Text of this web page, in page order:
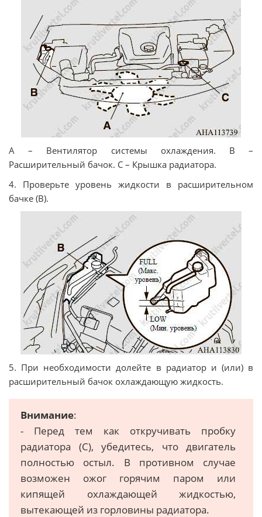
А – Вентилятор системы охлаждения. В –
Расширительный бачок. С – Крышка радиатора.
4. Проверьте уровень жидкости в расширительном
бачке (В).
5. При необходимости долейте в радиатор и (или) в
расширительный бачок охлаждающую жидкость.
Внимание:
- Перед тем как откручивать пробку
радиатора (C), убедитесь, что двигатель
полностью остыл. В противном случае
возможен ожог горячим паром или
кипящей охлаждающей жидкостью,
вытекающей из горловины радиатора.